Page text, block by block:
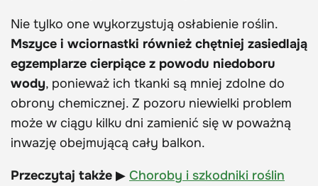
Nie tylko one wykorzystują osłabienie roślin.
Mszyce i wciornastki również chętniej zasiedlają
egzemplarze cierpiące z powodu niedoboru
wody, ponieważ ich tkanki są mniej zdolne do
obrony chemicznej. Z pozoru niewielki problem
może w ciągu kilku dni zamienić się w poważną
inwazję obejmującą cały balkon.
Przeczytaj także ▶ Choroby i szkodniki roślin